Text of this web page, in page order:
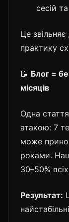
сесій
Це
практику
📝 Блог =
місяців
Одна
атакою: 7
може
роками.
30–50%
Результат: